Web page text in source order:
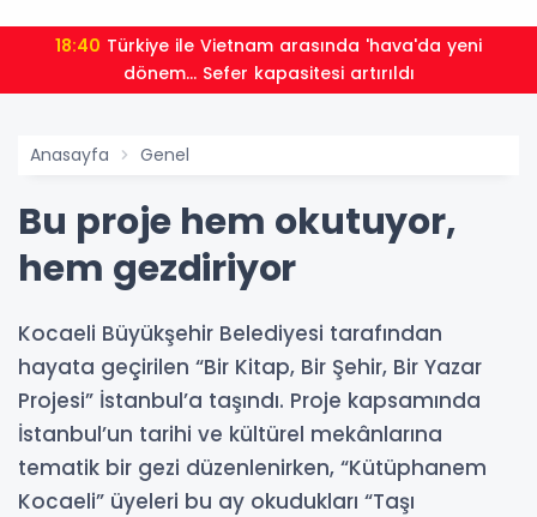
18:40
dönem... Sefer kapasitesi artırıldı
Anasayfa Genel
Bu proje hem okutuyor,
hem gezdiriyor
Kocaeli Büyükşehir Belediyesi tarafından
hayata geçirilen “Bir Kitap, Bir Şehir, Bir Yazar
Projesi” İstanbul’a taşındı. Proje kapsamında
İstanbul’un tarihi ve kültürel mekânlarına
tematik bir gezi düzenlenirken, “Kütüphanem
Kocaeli” üyeleri bu ay okudukları “Taşı